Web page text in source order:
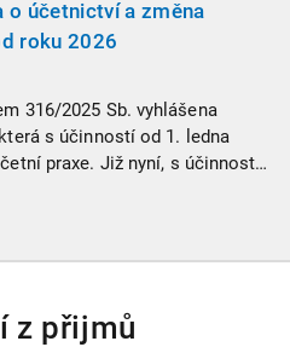
o účetnictví a změna
roku 2026
316/2025 Sb. vyhlášena
s účinností od 1. ledna
praxe. Již nyní, s účinností
kritéria pro zařazení firem
již pro účetní období
z přijmů